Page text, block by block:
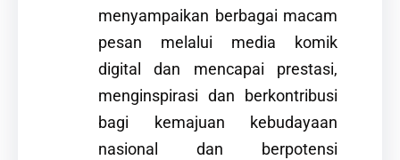
menyampaikan berbagai macam
pesan melalui media komik
digital dan mencapai prestasi,
menginspirasi dan berkontribusi
bagi kemajuan kebudayaan
nasional dan berpotensi